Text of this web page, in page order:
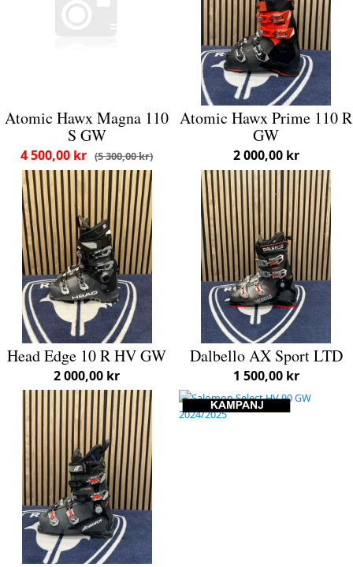
Atomic Hawx Magna 110
S GW
5 300,00 kr
4 500,00 kr
Atomic Hawx Prime 110 R
GW
2 000,00 kr
Head Edge 10 R HV GW
2 000,00 kr
Dalbello AX Sport LTD
1 500,00 kr